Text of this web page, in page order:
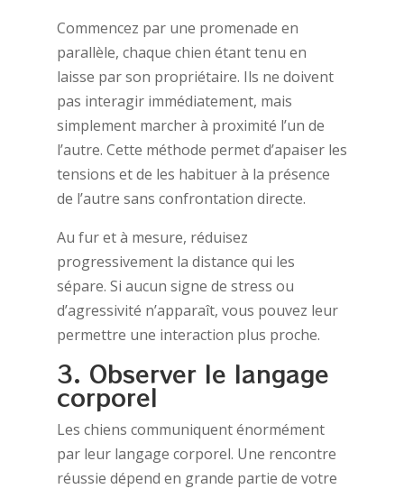
Commencez par une promenade en
parallèle, chaque chien étant tenu en
laisse par son propriétaire. Ils ne doivent
pas interagir immédiatement, mais
simplement marcher à proximité l’un de
l’autre. Cette méthode permet d’apaiser les
tensions et de les habituer à la présence
de l’autre sans confrontation directe.
Au fur et à mesure, réduisez
progressivement la distance qui les
sépare. Si aucun signe de stress ou
d’agressivité n’apparaît, vous pouvez leur
permettre une interaction plus proche.
3. Observer le langage
corporel
Les chiens communiquent énormément
par leur langage corporel. Une rencontre
réussie dépend en grande partie de votre